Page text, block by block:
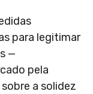
para legitimar
—
pela
a solidez